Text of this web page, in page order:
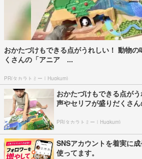
おかたづけもできる点がうれしい！ 動物
くさんの「アニア ...
PR(タカラトミー｜Hugkum)
おかたづけもできる点が
声やセリフが盛りだくさ
PR(タカラトミー｜Hugkum)
SNSアカウントを着実に
使ってます。